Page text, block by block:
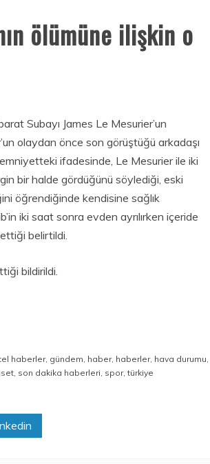
ölümüne ilişkin o
Subayı James Le Mesurier’un
olaydan önce son görüştüğü arkadaşı
ifadesinde, Le Mesurier ile iki
bir halde gördüğünü söylediği, eski
öğrendiğinde kendisine sağlık
iki saat sonra evden ayrılırken içeride
belirtildi.
bildirildi.
haberler, gündem, haber, haberler, hava durumu,
, son dakika haberleri, spor,türkiye